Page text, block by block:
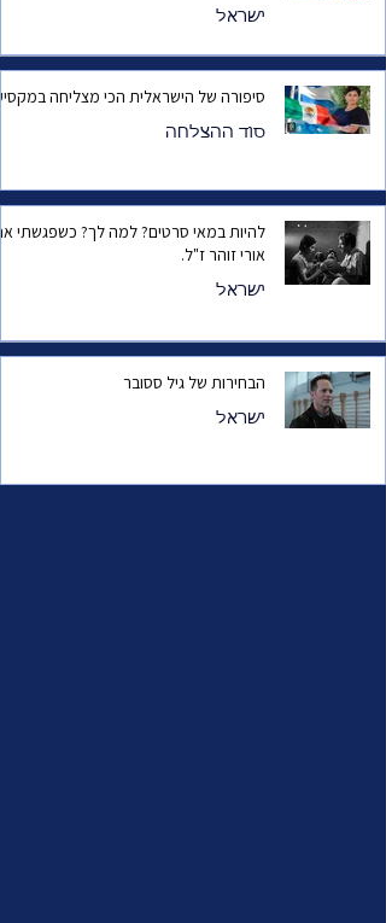
ישראל
סיפורה של הישראלית הכי מצליחה
סוד ההצלחה
להיות במאי סרטים? למה לך? כשפגשתי
אורי זוהר ז"ל.
ישראל
הבחירות של גיל ססובר
ישראל